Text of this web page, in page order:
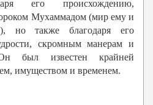
его происхождению,
Мухаммадом (мир ему и
но также благодаря его
скромным манерам и
был известен крайней
имуществом и временем.